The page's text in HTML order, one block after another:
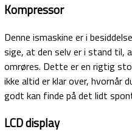
Kompressor
Denne ismaskine er i
sige, at den selv er i stand til,
omrøres. Dette er en rigtig
ikke altid er klar over, hvornår
godt kan finde på det lidt
LCD display